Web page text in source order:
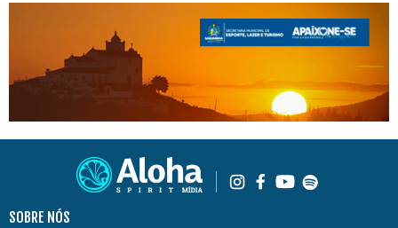
SOBRE NÓS